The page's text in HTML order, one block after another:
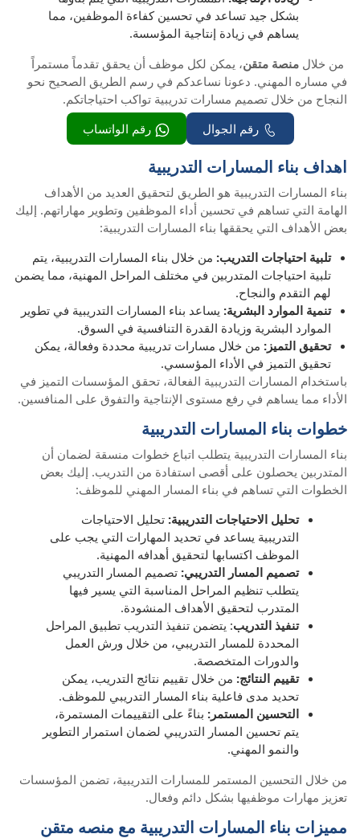
بشكل جيد تساعد في تحسين كفاءة الموظفين، مما
يساهم في زيادة إنتاجية المؤسسة.
من خلال منصة متقن، يمكن لكل موظف أن يحقق تقدماً مستمراً
في مساره المهني. دعونا نساعدكم في رسم الطريق الصحيح نحو
النجاح من خلال تصميم مسارات تدريبية تواكب احتياجاتكم.
رقم الجوال
رقم الواتساب
اهداف بناء المسارات التدريبية
بناء المسارات التدريبية هو الطريق لتحقيق العديد من الأهداف
الهامة التي تساهم في تحسين أداء الموظفين وتطوير مهاراتهم. إليك
بعض الأهداف التي يحققها بناء المسارات التدريبية:
تلبية احتياجات التدريب: من خلال بناء المسارات التدريبية، يتم
تلبية احتياجات المتدربين في مختلف المراحل المهنية، مما يضمن
لهم التقدم والنجاح.
تنمية الموارد البشرية: يساعد بناء المسارات التدريبية في تطوير
الموارد البشرية وزيادة القدرة التنافسية في السوق.
تحقيق التميز: من خلال مسارات تدريبية محددة وفعالة، يمكن
تحقيق التميز في الأداء المؤسسي.
باستخدام المسارات التدريبية الفعالة، تحقق المؤسسات التميز في
الأداء مما يساهم في رفع مستوى الإنتاجية والتفوق على المنافسين.
خطوات بناء المسارات التدريبية
بناء المسارات التدريبية يتطلب اتباع خطوات منسقة لضمان أن
المتدربين يحصلون على أقصى استفادة من التدريب. إليك بعض
الخطوات التي تساهم في بناء المسار المهني للموظف:
تحليل الاحتياجات التدريبية: تحليل الاحتياجات
التدريبية يساعد في تحديد المهارات التي يجب على
الموظف اكتسابها لتحقيق أهدافه المهنية.
تصميم المسار التدريبي: تصميم المسار التدريبي
يتطلب تنظيم المراحل المناسبة التي يسير فيها
المتدرب لتحقيق الأهداف المنشودة.
تنفيذ التدريب: يتضمن تنفيذ التدريب تطبيق المراحل
المحددة للمسار التدريبي، من خلال ورش العمل
والدورات المتخصصة.
تقييم النتائج: من خلال تقييم نتائج التدريب، يمكن
تحديد مدى فاعلية بناء المسار التدريبي للموظف.
التحسين المستمر: بناءً على التقييمات المستمرة،
يتم تحسين المسار التدريبي لضمان استمرار التطوير
والنمو المهني.
من خلال التحسين المستمر للمسارات التدريبية، تضمن المؤسسات
تعزيز مهارات موظفيها بشكل دائم وفعال.
مميزات بناء المسارات التدريبية مع منصه متقن